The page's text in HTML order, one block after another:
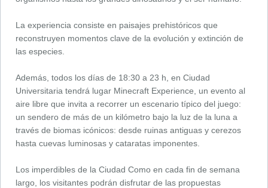
La experiencia consiste en paisajes prehistóricos que
reconstruyen momentos clave de la evolución y extinción de
las especies.
Además, todos los días de 18:30 a 23 h, en Ciudad
Universitaria tendrá lugar Minecraft Experience, un evento al
aire libre que invita a recorrer un escenario típico del juego:
un sendero de más de un kilómetro bajo la luz de la luna a
través de biomas icónicos: desde ruinas antiguas y cerezos
hasta cuevas luminosas y cataratas imponentes.
Los imperdibles de la Ciudad Como en cada fin de semana
largo, los visitantes podrán disfrutar de las propuestas